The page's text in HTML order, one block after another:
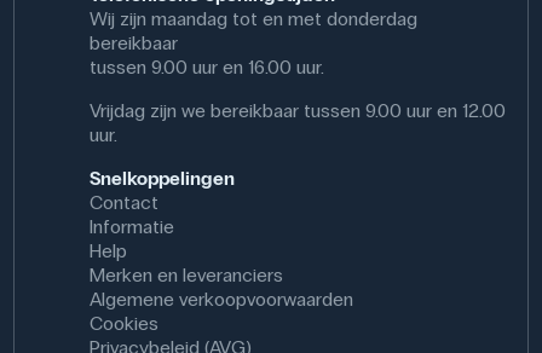
Wij zijn maandag tot en met donderdag
bereikbaar
tussen 9.00 uur en 16.00 uur.
Vrijdag zijn we bereikbaar tussen 9.00 uur en 12.00
uur.
Snelkoppelingen
Contact
Informatie
Help
Merken en leveranciers
Algemene verkoopvoorwaarden
Cookies
Privacybeleid (AVG)